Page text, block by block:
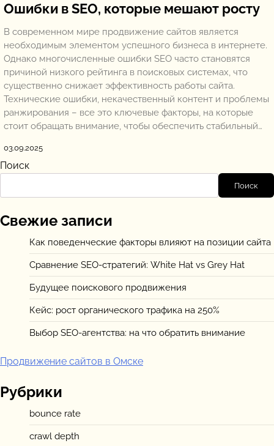
Ошибки в SEO, которые мешают росту
В современном мире продвижение сайтов является
необходимым элементом успешного бизнеса в интернете.
Однако многочисленные ошибки SEO часто становятся
причиной низкого рейтинга в поисковых системах, что
существенно снижает эффективность работы сайта.
Технические ошибки, некачественный контент и проблемы
ранжирования – все это ключевые факторы, на которые
стоит обращать внимание, чтобы обеспечить стабильный…
03.09.2025
Поиск
Поиск
Свежие записи
Как поведенческие факторы влияют на позиции сайта
Сравнение SEO-стратегий: White Hat vs Grey Hat
Будущее поискового продвижения
Кейс: рост органического трафика на 250%
Выбор SEO-агентства: на что обратить внимание
Продвижение сайтов в Омске
Рубрики
bounce rate
crawl depth